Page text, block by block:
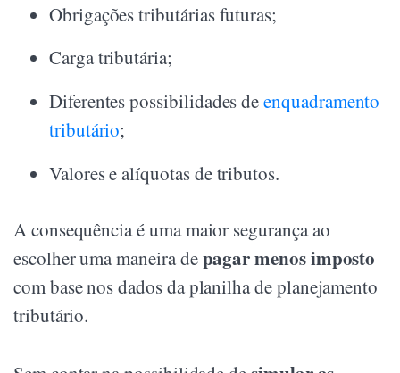
Obrigações tributárias futuras;
Carga tributária;
Diferentes possibilidades deenquadramento
tributário;
Valores e alíquotas de tributos.
A consequência é uma maior segurança ao
escolher uma maneira depagar menos imposto
com base nos dados da planilha de planejamento
tributário.